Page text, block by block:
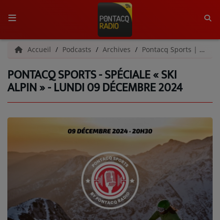
ACCUEIL
RADIO
L'ÉQUIPE
GRILLE DES PROGRAMMES
C'ÉTAIT QUOI CE TITRE ?
PODCASTS - SAISON 2026/2027
Accueil Podcasts Archives Pontacq Sports | Archives
PONTACQ SPORTS - SPÉCIALE « SKI
ALPIN » - LUNDI 09 DÉCEMBRE 2024